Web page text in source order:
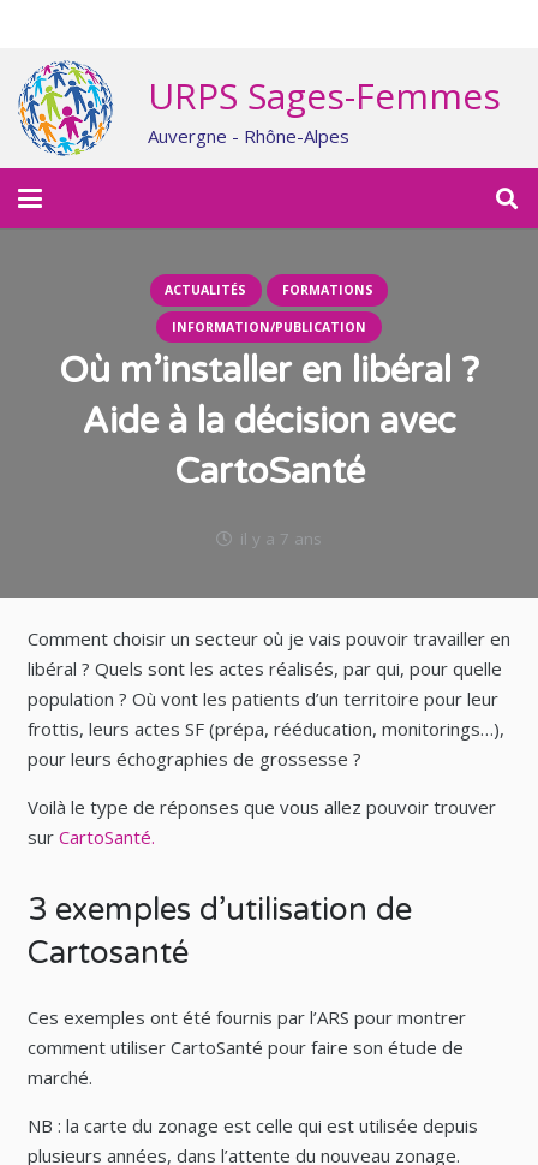
URPS Sages-Femmes
Auvergne - Rhône-Alpes
ACTUALITÉS FORMATIONS
INFORMATION/PUBLICATION
Où m’installer en libéral ?
Aide à la décision avec
CartoSanté
il y a 7 ans
Comment choisir un secteur où je vais pouvoir travailler en
libéral ? Quels sont les actes réalisés, par qui, pour quelle
population ? Où vont les patients d’un territoire pour leur
frottis, leurs actes SF (prépa, rééducation, monitorings…),
pour leurs échographies de grossesse ?
Voilà le type de réponses que vous allez pouvoir trouver
sur CartoSanté.
3 exemples d’utilisation de
Cartosanté
Ces exemples ont été fournis par l’ARS pour montrer
comment utiliser CartoSanté pour faire son étude de
marché.
NB : la carte du zonage est celle qui est utilisée depuis
plusieurs années, dans l’attente du nouveau zonage.